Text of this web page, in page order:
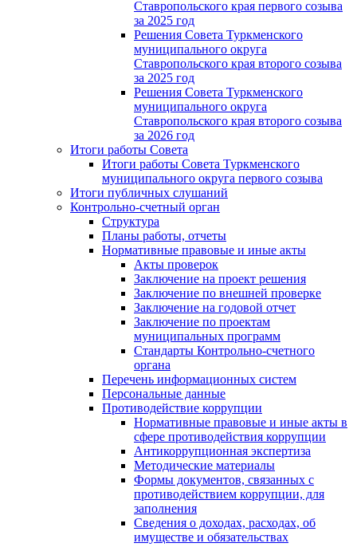
Ставропольского края первого созыва
за 2025 год
Решения Совета Туркменского
муниципального округа
Ставропольского края второго созыва
за 2025 год
Решения Совета Туркменского
муниципального округа
Ставропольского края второго созыва
за 2026 год
Итоги работы Совета
Итоги работы Совета Туркменского
муниципального округа первого созыва
Итоги публичных слушаний
Контрольно-счетный орган
Структура
Планы работы, отчеты
Нормативные правовые и иные акты
Акты проверок
Заключение на проект решения
Заключение по внешней проверке
Заключение на годовой отчет
Заключение по проектам
муниципальных программ
Стандарты Контрольно-счетного
органа
Перечень информационных систем
Персональные данные
Противодействие коррупции
Нормативные правовые и иные акты в
сфере противодействия коррупции
Антикоррупционная экспертиза
Методические материалы
Формы документов, связанных с
противодействием коррупции, для
заполнения
Сведения о доходах, расходах, об
имуществе и обязательствах